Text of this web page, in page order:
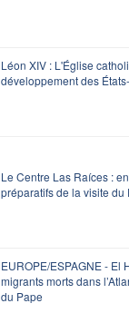
Léon XIV : L'Église
développement des
Le Centre Las Raíces :
préparatifs de la visite du
EUROPE/ESPAGNE - El
migrants morts dans
du Pape